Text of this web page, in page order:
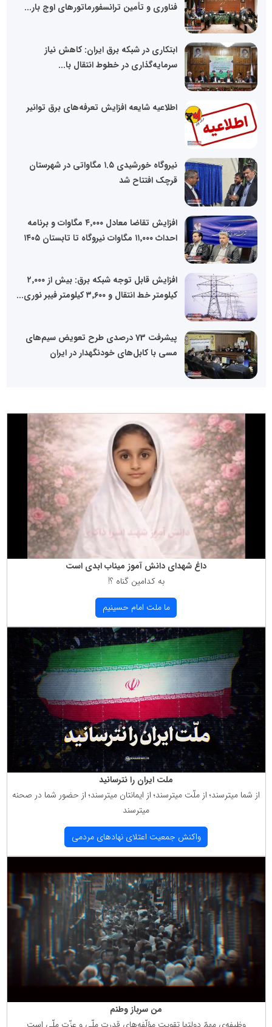
فناوری و تأمین ترانسفورماتورهای اوج بار...
ابتکاری در شبکه برق ایران: کاهش نیاز
سرمایه‌گذاری در خطوط انتقال با...
اطلاعیه شایعه افزایش تعرفه‌های برق توانیر
نیروگاه خورشیدی ۱.۵ مگاواتی در شهرستان
قرچک افتتاح شد
افزایش تقاضا معادل ۴٬۰۰۰ مگاوات و برنامه
احداث ۱۱٬۰۰۰ مگاوات نیروگاه تا تابستان ۱۴۰۵
افزایش قابل توجه شبکه برق: بیش از ۲٬۰۰۰
کیلومتر خط انتقال و ۳٬۶۰۰ کیلومتر فیبر نوری...
پیشرفت 73 درصدی طرح تعویض سیم‌های
مسی با کابل‌های خودنگهدار در ایران
داغ شهدای دانش آموز میناب ابدی است
به كدامین گناه ؟!
ما ملت امام حسینیم
ملت ایران را نترسانید
از شما میترسند؛ از ملّت میترسند؛ از ایمانتان میترسند؛ از حضور شما در صحنه
میترسند
واكنش جمعیت اعتلای نهادهای مردمی
من سرباز وطنم